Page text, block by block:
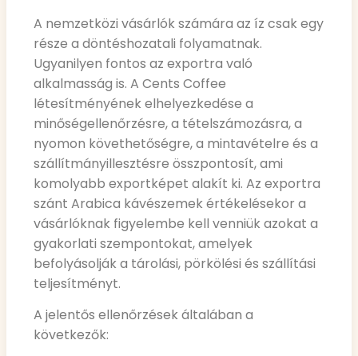
A nemzetközi vásárlók számára az íz csak egy
része a döntéshozatali folyamatnak.
Ugyanilyen fontos az exportra való
alkalmasság is. A Cents Coffee
létesítményének elhelyezkedése a
minőségellenőrzésre, a tételszámozásra, a
nyomon követhetőségre, a mintavételre és a
szállítmányillesztésre összpontosít, ami
komolyabb exportképet alakít ki. Az exportra
szánt Arabica kávészemek értékelésekor a
vásárlóknak figyelembe kell venniük azokat a
gyakorlati szempontokat, amelyek
befolyásolják a tárolási, pörkölési és szállítási
teljesítményt.
A jelentős ellenőrzések általában a
következők: